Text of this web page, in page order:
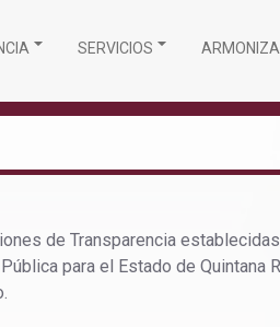
SERVICIOS
de Transparencia
para el Estado de Quintana